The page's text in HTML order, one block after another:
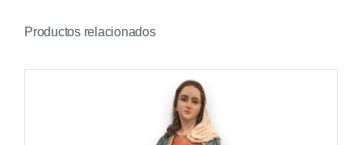
Productos relacionados